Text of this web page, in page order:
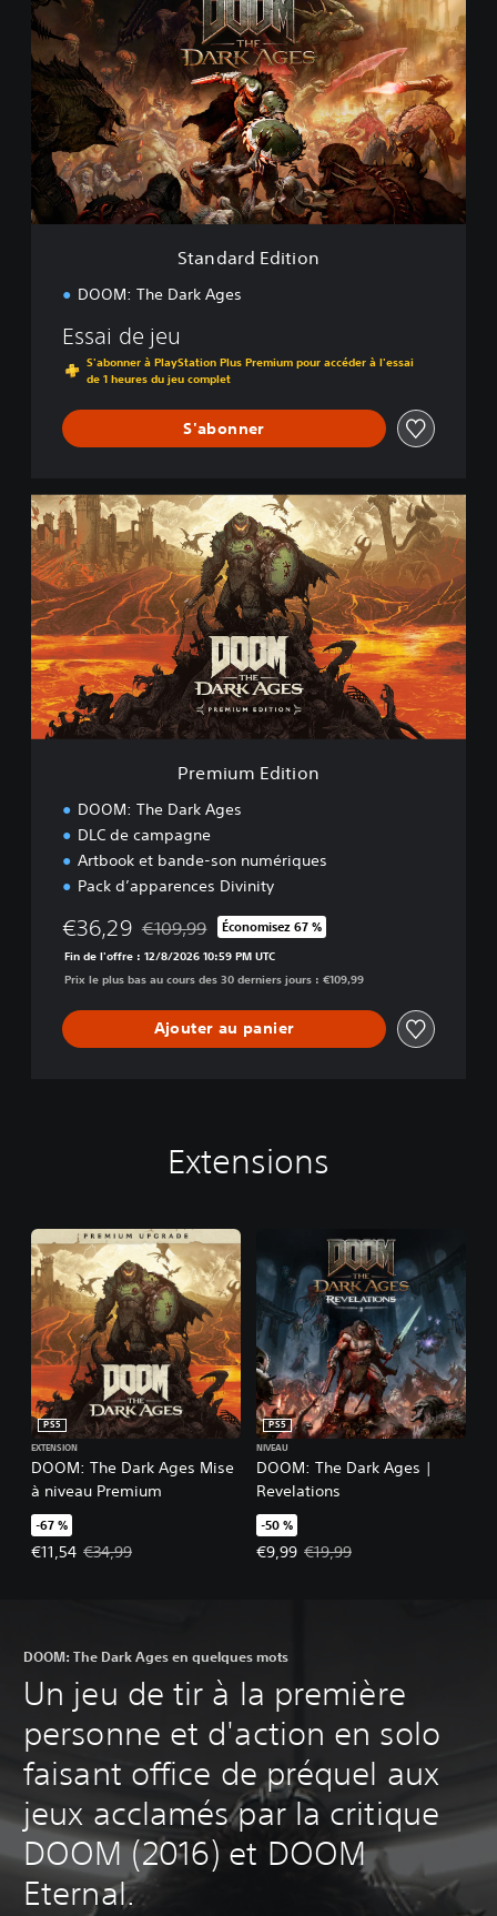
t
a
n
d
a
r
d
E
d
t
Standard Edition
DOOM: The Dark Ages
Essai de jeu
S'abonner à PlayStation Plus Premium pour accéder à l'essai
de 1 heures du jeu complet
S'abonner
P
r
e
m
i
u
m
E
d
i
t
i
Premium Edition
DOOM: The Dark Ages
DLC de campagne
Artbook et bande-son numériques
Pack d’apparences Divinity
€36,29 Remise par rapport au prix d'origine de €109,99
€109,99 Économisez 67 %
Fin de l'offre : 12/8/2026 10:59 PM UTC
Prix le plus bas au cours des 30 derniers jours : €109,99
Ajouter au panier
Extensions
DOOM: The Dark Ages Mise
à niveau Premium
PS5
EXTENSION
-67 %
€11,54
Prix de l'offre : €11,54 Prix initial : €34,99
€34,99
DOOM: The Dark Ages |
Revelations
PS5
NIVEAU
-50 %
€9,99
Prix de l'offre : €9,99 Prix initial :
€19,99
DOOM: The Dark Ages en quelques mots
Un jeu de tir à la première
personne et d'action en solo
faisant office de préquel aux
jeux acclamés par la critique
DOOM (2016) et DOOM
Eternal.